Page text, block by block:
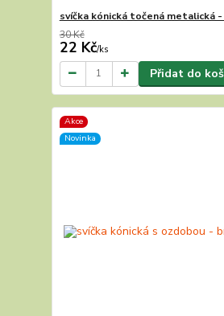
svíčka kónická točená metalická
30 Kč
22 Kč/ks
Přidat do
Akce
Novinka